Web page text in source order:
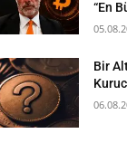
“En
Bir